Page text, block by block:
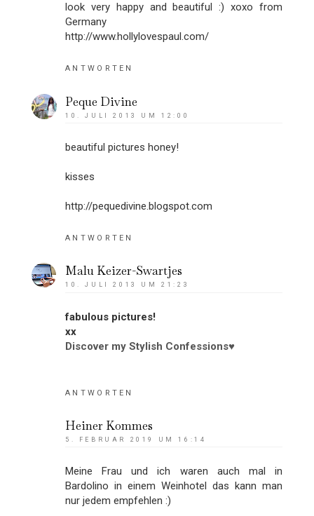
look very happy and beautiful :) xoxo from
Germany
http://www.hollylovespaul.com/
ANTWORTEN
Peque Divine
10. JULI 2013 UM 12:00
beautiful pictures honey!
kisses
http://pequedivine.blogspot.com
ANTWORTEN
Malu Keizer-Swartjes
10. JULI 2013 UM 21:23
fabulous pictures!
xx
Discover my Stylish Confessions♥
ANTWORTEN
Heiner Kommes
5. FEBRUAR 2019 UM 16:14
Meine Frau und ich waren auch mal in
Bardolino in einem Weinhotel das kann man
nur jedem empfehlen :)